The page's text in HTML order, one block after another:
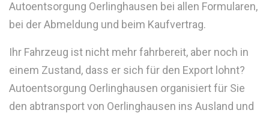
Autoentsorgung Oerlinghausen bei allen Formularen,
bei der Abmeldung und beim Kaufvertrag.
Ihr Fahrzeug ist nicht mehr fahrbereit, aber noch in
einem Zustand, dass er sich für den Export lohnt?
Autoentsorgung Oerlinghausen organisiert für Sie
den abtransport von Oerlinghausen ins Ausland und